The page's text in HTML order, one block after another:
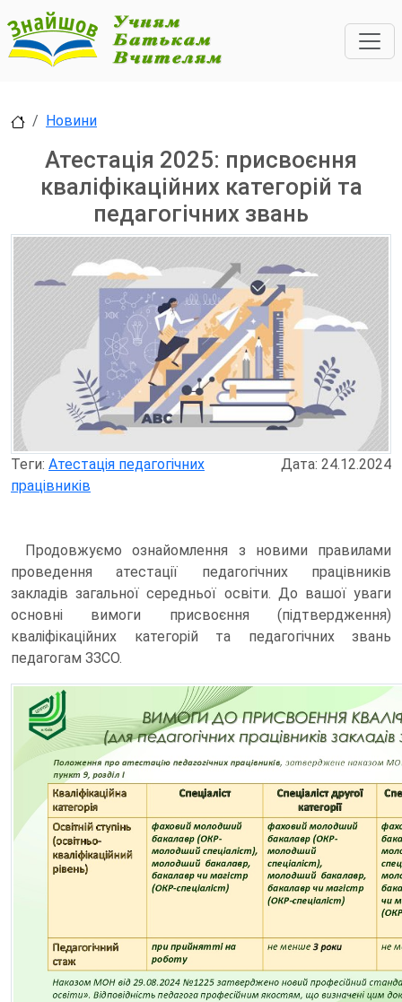
Новини
Атестація 2025: присвоєння
кваліфікаційних категорій та
педагогічних звань
Теги: Атестація педагогічних
працівників
Дата: 24.12.2024
Продовжуємо ознайомлення з новими правилами
проведення атестації педагогічних працівників
закладів загальної середньої освіти. До вашої уваги
основні вимоги присвоєння (підтвердження)
кваліфікаційних категорій та педагогічних звань
педагогам ЗЗСО.